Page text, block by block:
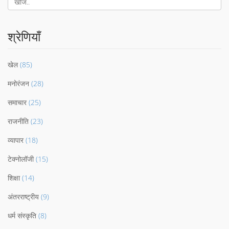
श्रेणियाँ
खेल (85)
मनोरंजन (28)
समाचार (25)
राजनीति (23)
व्यापार (18)
टेक्नोलॉजी (15)
शिक्षा (14)
अंतरराष्ट्रीय (9)
धर्म संस्कृति (8)